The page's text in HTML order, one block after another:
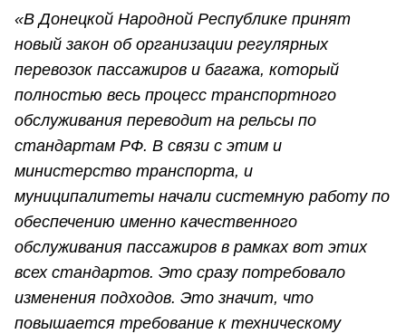
«В Донецкой Народной Республике принят
новый закон об организации регулярных
перевозок пассажиров и багажа, который
полностью весь процесс транспортного
обслуживания переводит на рельсы по
стандартам РФ. В связи с этим и
министерство транспорта, и
муниципалитеты начали системную работу по
обеспечению именно качественного
обслуживания пассажиров в рамках вот этих
всех стандартов. Это сразу потребовало
изменения подходов. Это значит, что
повышается требование к техническому